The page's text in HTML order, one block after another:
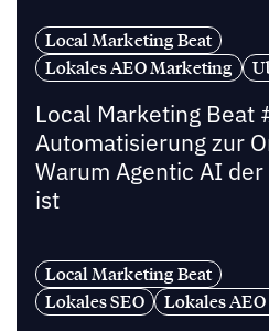
Local Marketing Beat
Lokales AEO Marketing
Local Marketing Beat
Automatisierung zur
Warum Agentic AI
ist
Local Marketing Beat
Lokales SEO
Lokales